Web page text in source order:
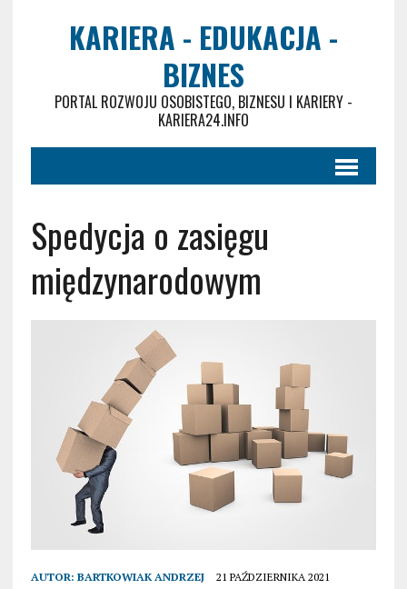
KARIERA - EDUKACJA -
BIZNES
PORTAL ROZWOJU OSOBISTEGO, BIZNESU I KARIERY -
KARIERA24.INFO
Spedycja o zasięgu
międzynarodowym
AUTOR: BARTKOWIAK ANDRZEJ 21 PAŹDZIERNIKA 2021